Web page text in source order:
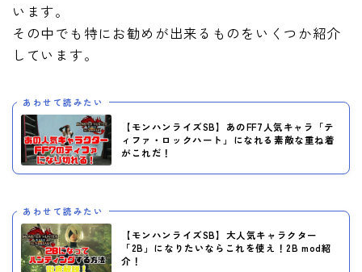
います。
その中でも特にお勧めが出来るものをいくつか紹介
しています。
あわせて読みたい
【モンハンライズSB】あのFF7人気キャラ「テ
ィファ・ロックハート」になれる素敵な重ね着
がこれだ！
あわせて読みたい
【モンハンライズSB】大人気キャラクター
「2B」になりたいならこれを使え！2B mod紹
介！